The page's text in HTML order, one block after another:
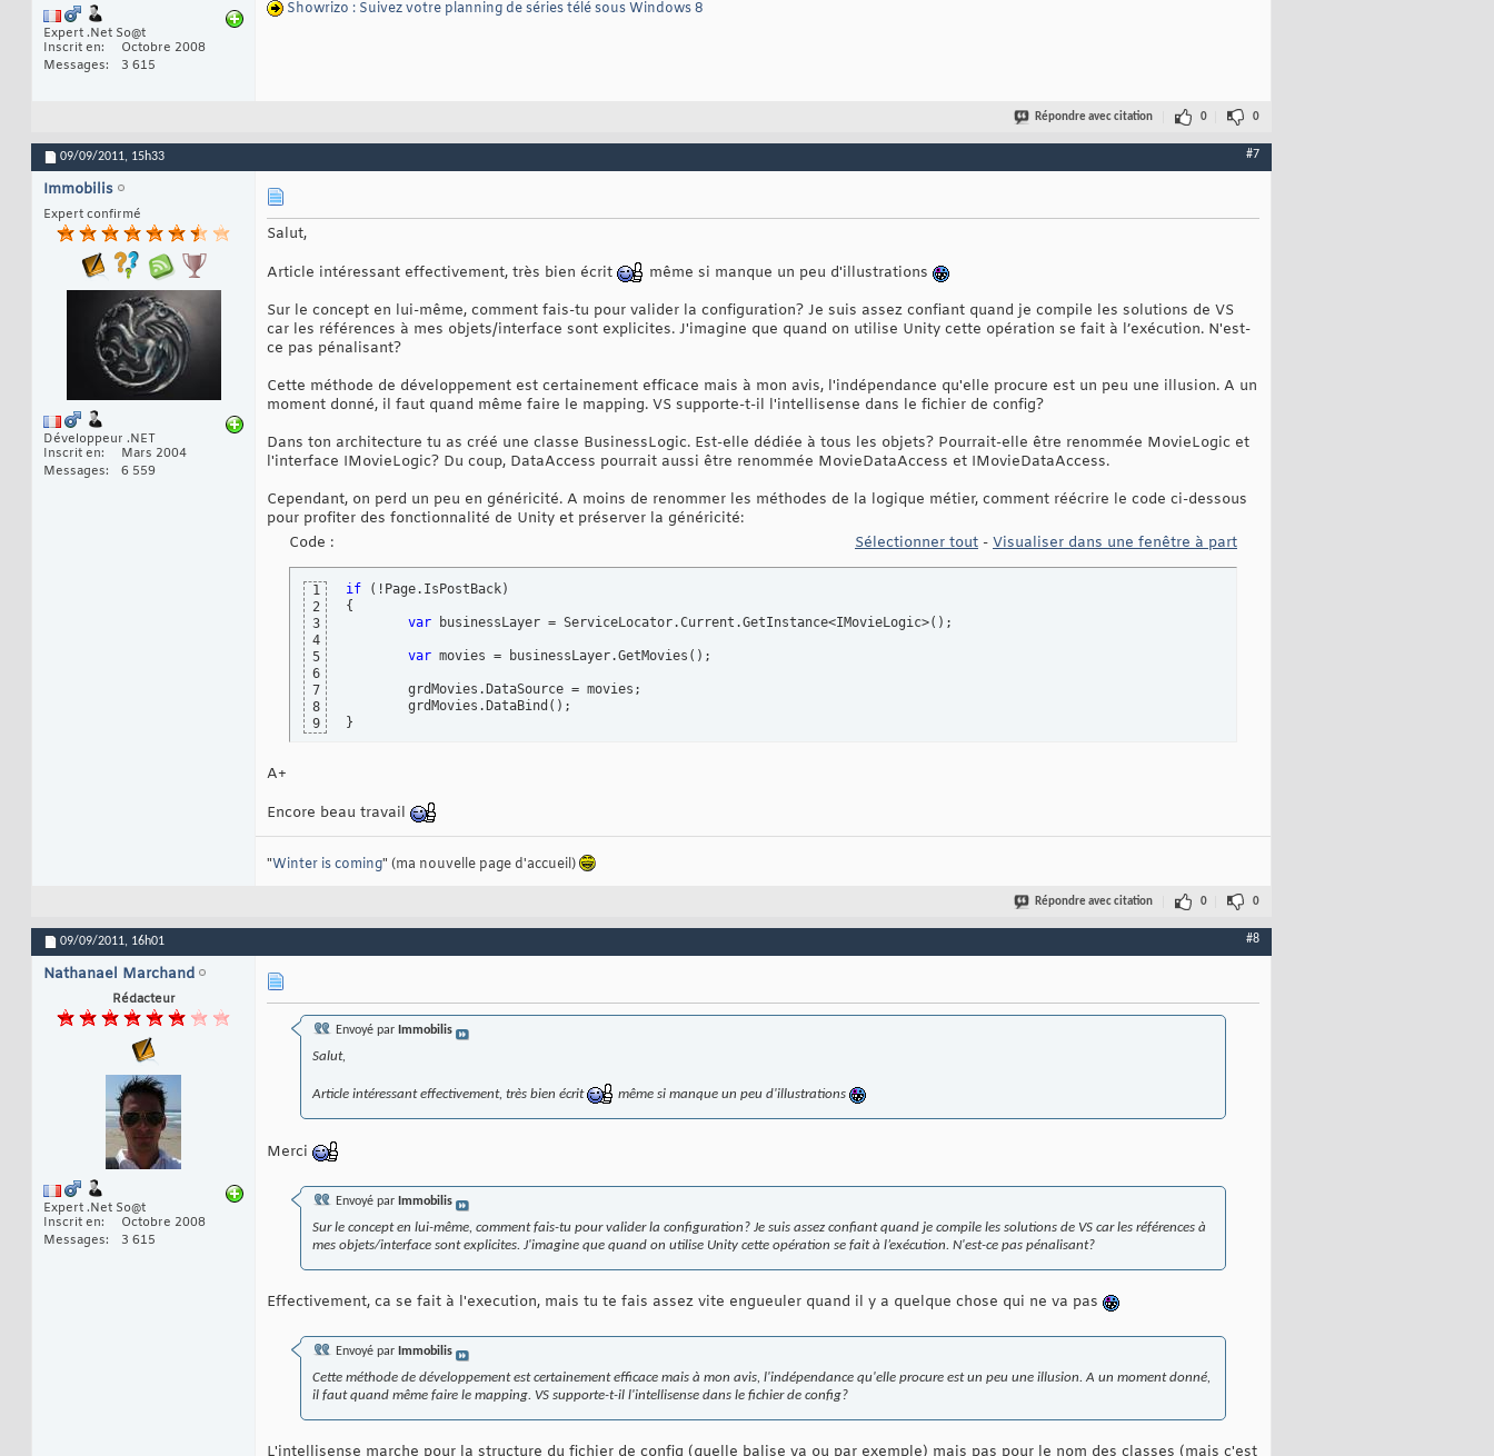
Expert .Net So@t
Inscrit en
Octobre 2008
Messages
3 615
Showrizo : Suivez votre planning de séries télé sous Windows 8
Répondre avec citation 0 0
09/09/2011, 15h33 #7
Immobilis
Expert confirmé
Développeur .NET
Inscrit en
Mars 2004
Messages
6 559
Salut,
Article intéressant effectivement, très bien écrit
même si manque un peu d'illustrations
Sur le concept en lui-même, comment fais-tu pour valider la configuration? Je suis assez confiant quand je compile les solutions de VS
car les références à mes objets/interface sont explicites. J'imagine que quand on utilise Unity cette opération se fait à l’exécution. N'est-
ce pas pénalisant?
Cette méthode de développement est certainement efficace mais à mon avis, l'indépendance qu'elle procure est un peu une illusion. A un
moment donné, il faut quand même faire le mapping. VS supporte-t-il l'intellisense dans le fichier de config?
Dans ton architecture tu as créé une classe BusinessLogic. Est-elle dédiée à tous les objets? Pourrait-elle être renommée MovieLogic et
l'interface IMovieLogic? Du coup, DataAccess pourrait aussi être renommée MovieDataAccess et IMovieDataAccess.
Cependant, on perd un peu en généricité. A moins de renommer les méthodes de la logique métier, comment réécrire le code ci-dessous
pour profiter des fonctionnalité de Unity et préserver la généricité:
Code :
Sélectionner tout - Visualiser dans une fenêtre à part
1
2
3
4
5
6
7
8
9
if ( !Page.IsPostBack)
{
var businessLayer = ServiceLocator.Current.GetInstance<IMovieLogic>( ) ;
var movies = businessLayer.GetMovies ( ) ;
	grdMovies.DataBind
( )
}
A+
Encore beau travail
"Winter is coming" (ma nouvelle page d'accueil)
Répondre avec citation 0 0
09/09/2011, 16h01 #8
Nathanael Marchand
Rédacteur
Expert .Net So@t
Inscrit en
Octobre 2008
Messages
3 615
Envoyé par Immobilis
Salut,
Article intéressant effectivement, très bien écrit même si manque un peu d'illustrations
Merci
Envoyé par Immobilis
Sur le concept en lui-même, comment fais-tu pour valider la configuration? Je suis assez confiant quand je compile les solutions de VS car les références à
mes objets/interface sont explicites. J'imagine que quand on utilise Unity cette opération se fait à l’exécution. N'est-ce pas pénalisant?
Effectivement, ca se fait à l'execution, mais tu te fais assez vite engueuler quand il y a quelque chose qui ne va pas
Envoyé par Immobilis
Cette méthode de développement est certainement efficace mais à mon avis, l'indépendance qu'elle procure est un peu une illusion. A un moment donné,
il faut quand même faire le mapping. VS supporte-t-il l'intellisense dans le fichier de config?